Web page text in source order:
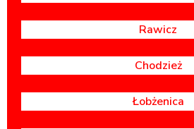
Rawicz
Chodzież
Łobżenica